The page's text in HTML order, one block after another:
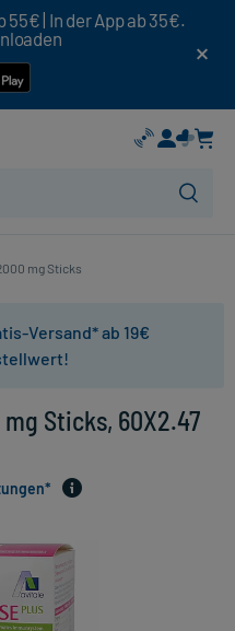
| In der App ab 35€.
mg Sticks
Versand* ab 19€
Sticks, 60X2.47